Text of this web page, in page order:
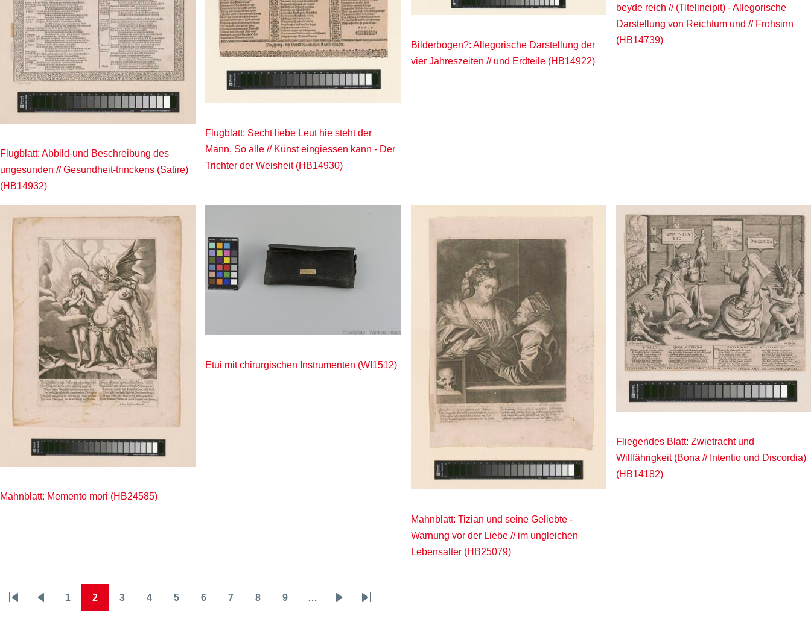
Flugblatt: Abbild-und Beschreibung des
ungesunden // Gesundheit-trinckens (Satire)
(HB14932)
Flugblatt: Secht liebe Leut hie steht der
Mann, So alle // Künst eingiessen kann - Der
Trichter der Weisheit (HB14930)
Bilderbogen?: Allegorische Darstellung der
vier Jahreszeiten // und Erdteile (HB14922)
beyde reich // (Titelincipit) - Allegorische
Darstellung von Reichtum und // Frohsinn
(HB14739)
Mahnblatt: Memento mori (HB24585)
Etui mit chirurgischen Instrumenten (WI1512)
Mahnblatt: Tizian und seine Geliebte -
Warnung vor der Liebe // im ungleichen
Lebensalter (HB25079)
Fliegendes Blatt: Zwietracht und
Willfährigkeit (Bona // Intentio und Discordia)
(HB14182)
Seitennummerierung
1 2 3 4 5 6 7 8 9 …
NächsteLetzte